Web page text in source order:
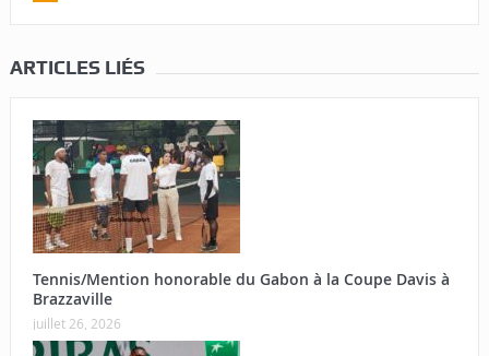
ARTICLES LIÉS
Tennis/Mention honorable du Gabon à la Coupe Davis à
Brazzaville
juillet 26, 2026